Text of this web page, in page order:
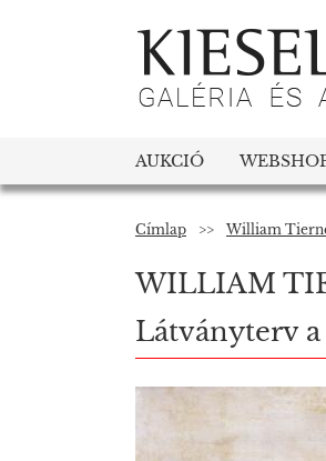
AUKCIÓ
Címlap >> William
WILLIAM
Látványterv